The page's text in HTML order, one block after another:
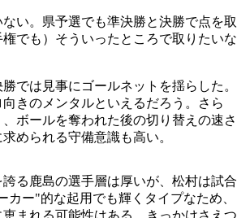
ない。県予選でも準決勝と決勝で点を取
でも）そういったところで取りたいな
では見事にゴールネットを揺らした。
きのメンタルといえるだろう。さら
ボールを奪われた後の切り替えの速さ
められる守備意識も高い。
誇る鹿島の選手層は厚いが、松村は試合
カー"的な起用でも輝くタイプなため、
まれる可能性はある。きっかけさえつ